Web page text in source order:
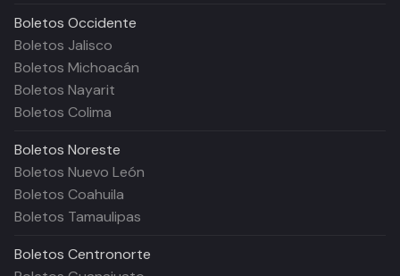
Boletos Occidente
Boletos Jalisco
Boletos Michoacán
Boletos Nayarit
Boletos Colima
Boletos Noreste
Boletos Nuevo León
Boletos Coahuila
Boletos Tamaulipas
Boletos Centronorte